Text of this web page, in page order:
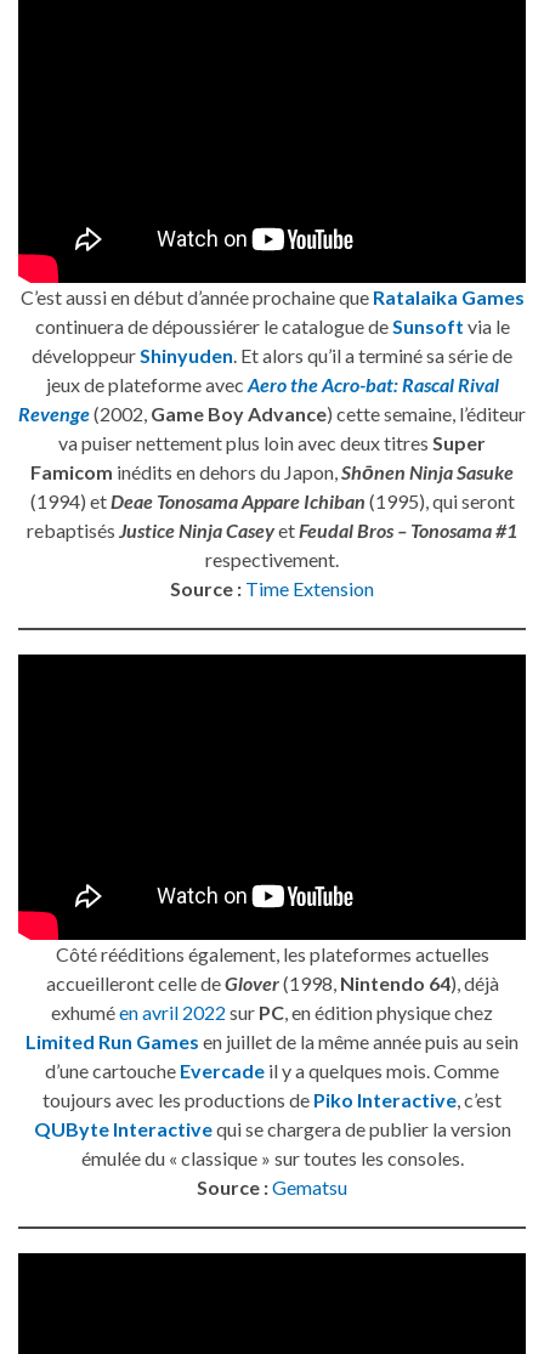
C’est aussi en début d’année prochaine que Ratalaika Games
continuera de dépoussiérer le catalogue deSunsoft via le
développeurShinyuden. Et alors qu’il a terminé sa série de
jeux de plateforme avec Aero the Acro-bat: Rascal Rival
Revenge(2002, Game Boy Advance) cette semaine, l’éditeur
va puiser nettement plus loin avec deux titres Super
Famicom inédits en dehors du Japon,Shōnen Ninja Sasuke
(1994) etDeae Tonosama Appare Ichiban (1995), qui seront
rebaptisés Justice Ninja CaseyetFeudal Bros – Tonosama #1
respectivement.
Source : Time Extension
Côté rééditions également, les plateformes actuelles
accueilleront celle deGlover(1998, Nintendo 64), déjà
exhuméen avril 2022 sur PC, en édition physique chez
Limited Run Games en juillet de la même année puis au sein
d’une cartouche Evercade il y a quelques mois. Comme
toujours avec les productions de Piko Interactive, c’est
QUByte Interactivequi se chargera de publier la version
émulée du « classique » sur toutes les consoles.
Source :Gematsu